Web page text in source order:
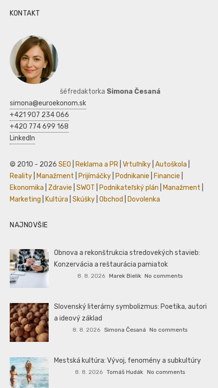
KONTAKT
šéfredaktorka Simona Česaná
simona@euroekonom.sk
+421 907 234 066
+420 774 699 168
LinkedIn
© 2010 - 2026 SEO Reklama a PR Vrtuľníky Autoškola
Reality
Manažment Prijímáčky Podnikanie Financie
Ekonomika
Zdravie SWOT Podnikateľský plán Manažment
Marketing
Kultúra Skúšky Obchod Dovolenka
NAJNOVŠIE
Obnova a rekonštrukcia stredovekých stavieb:
Konzervácia a reštaurácia pamiatok
8. 8. 2026 Marek Bielik No comments
Slovenský literárny symbolizmus: Poetika, autori
a ideový základ
8. 8. 2026 Simona Česaná No comments
Mestská kultúra: Vývoj, fenomény a subkultúry
8. 8. 2026 Tomáš Hudák No comments